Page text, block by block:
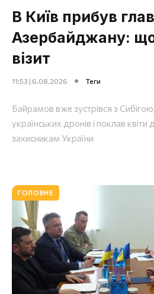
В Київ прибув
Азербайджану:
візит
11:53 | 6.08.2026 Теги
Байрамов вже зустрівся з
українських дронів і поклав
захисникам України
ГОЛОВНЕ